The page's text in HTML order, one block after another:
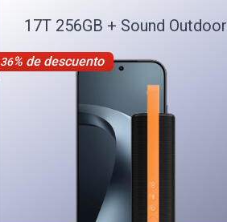
36% de descuento
17T 256GB + Sound Outdoor